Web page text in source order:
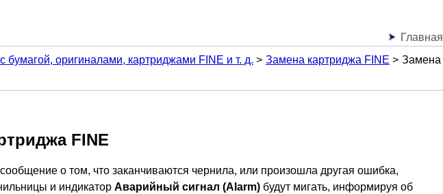
Главная
бумагой, оригиналами, картриджами FINE и т. д. Замена картриджа FINE
Замена
FINE
о том, что заканчиваются чернила, или произошла другая ошибка,
и индикатор Аварийный сигнал (Alarm) будут мигать, информируя об